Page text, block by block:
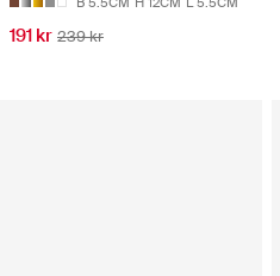
191 kr 239 kr